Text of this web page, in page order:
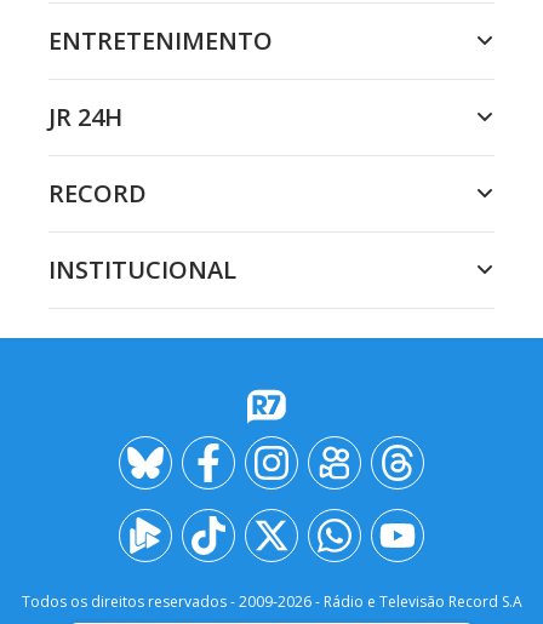
ENTRETENIMENTO
JR 24H
RECORD
INSTITUCIONAL
Todos os direitos reservados - 2009-2026- Rádio e Televisão Record S.A